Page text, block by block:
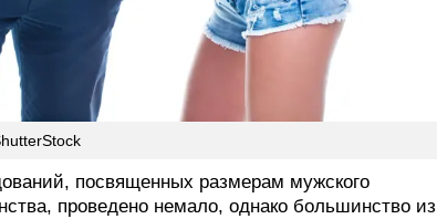
посвященных размерам мужского
проведено немало, однако большинство из